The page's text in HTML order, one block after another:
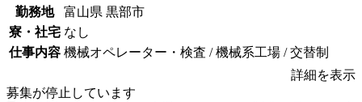
勤務地
富山県 黒部市
寮・社宅 なし
仕事内容 機械オペレーター・検査 / 機械系工場 / 交替制
詳細を表示
募集が停止しています